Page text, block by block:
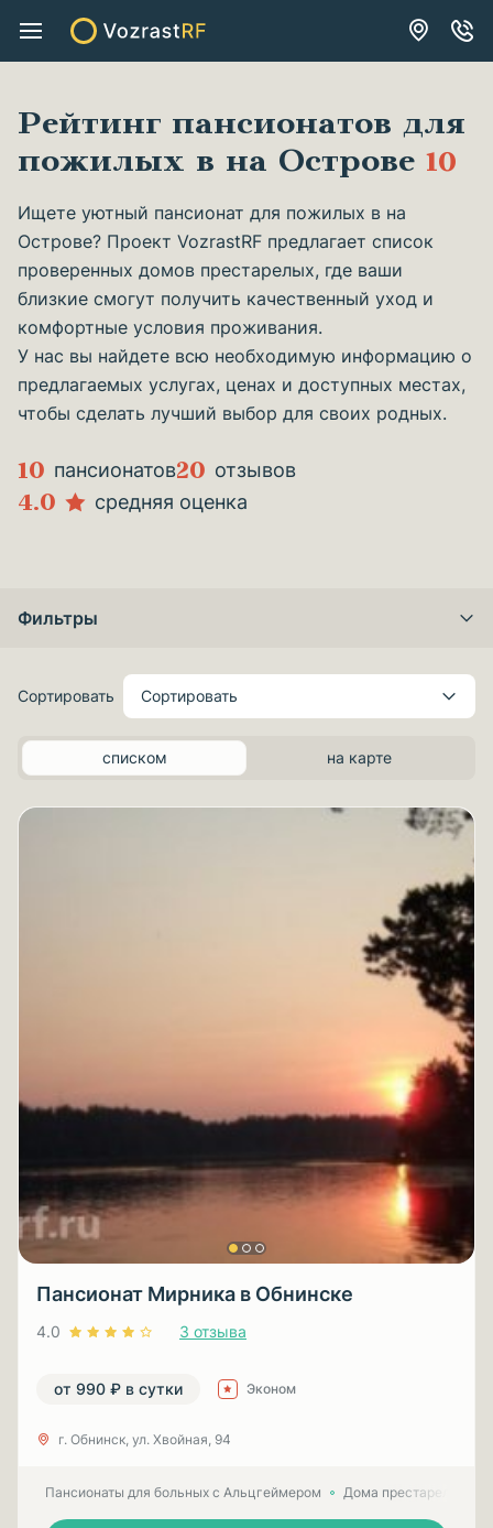
Рейтинг пансионатов для
пожилых в на Острове 10
Ищете уютный пансионат для пожилых в на
Острове? Проект VozrastRF предлагает список
проверенных домов престарелых, где ваши
близкие смогут получить качественный уход и
комфортные условия проживания.
У нас вы найдете всю необходимую информацию о
предлагаемых услугах, ценах и доступных местах,
чтобы сделать лучший выбор для своих родных.
10 пансионатов20 отзывов
4.0 средняя оценка
Фильтры
Сортировать Сортировать
списком на карте
Пансионат Мирника в Обнинске
4.0 3 отзыва
от 990 ₽ в сутки Эконом
г. Обнинск, ул. Хвойная, 94
Пансионаты для больных с Альцгеймером Дома престарелых